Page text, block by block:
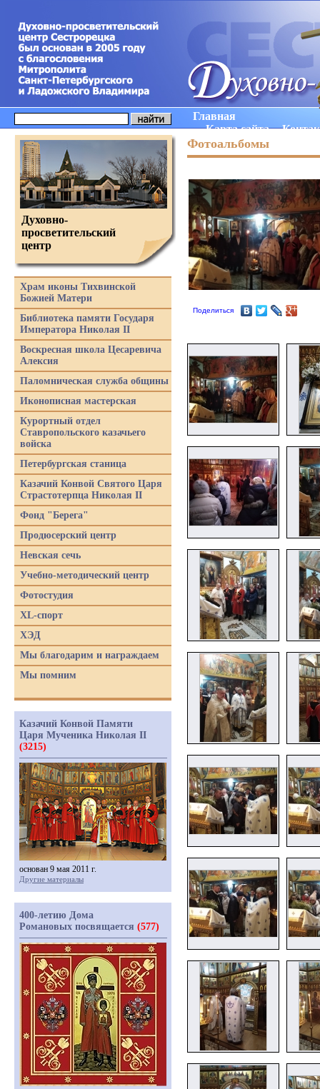
Главная
Карта сайта
Фотоальбомы
Поделиться
Духовно-
просветительский
центр
Храм иконы Тихвинской
Божией Матери
Библиотека памяти Государя
Императора Николая II
Воскресная школа Цесаревича
Алексия
Паломническая служба общины
Иконописная мастерская
Курортный отдел
Ставропольского казачьего
войска
Петербургская станица
Казачий Конвой Святого Царя
Страстотерпца Николая II
Фонд "Берега"
Продюсерский центр
Невская сечь
Учебно-методический центр
Фотостудия
XL-спорт
ХЭД
Мы благодарим и награждаем
Мы помним
Казачий Конвой Памяти
Царя Мученика Николая II
(3215)
основан 9 мая 2011 г.
Другие материалы
400-летию Дома
Романовых посвящается (577)